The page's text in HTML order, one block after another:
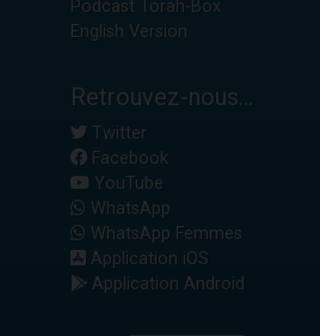
Podcast Torah-Box
English Version
Retrouvez-nous...
Twitter
Facebook
YouTube
WhatsApp
WhatsApp Femmes
Application iOS
Application Android